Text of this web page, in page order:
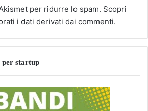
per ridurre lo spam. Scopri
i dati derivati dai commenti.
startup